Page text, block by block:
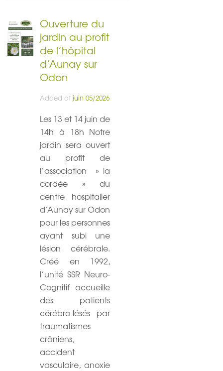
Ouverture du
jardin au profit
de l’hôpital
d’Aunay sur
Odon
Added atjuin 05/2026
Les 13 et 14 juin de
14h à 18h Notre
jardin sera ouvert
au profit de
l’association » la
cordée » du
centre hospitalier
d’Aunay sur Odon
pour les personnes
ayant subi une
lésion cérébrale.
Créé en 1992,
l’unité SSR Neuro-
Cognitif accueille
des patients
cérébro-lésés par
traumatismes
crâniens,
accident
vasculaire, anoxie